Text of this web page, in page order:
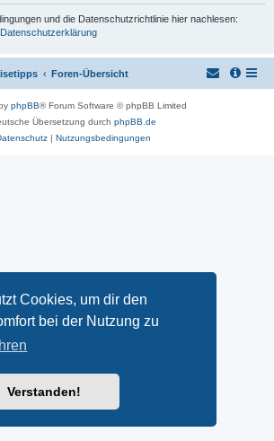
Cookies, um dir den
bei der Nutzung zu
Verstanden!
und die Datenschutzrichtlinie hier nachlesen:
Datenschutzerklärung
Foren-Übersicht
phpBB® Forum Software © phpBB Limited
Übersetzung durch phpBB.de
| Nutzungsbedingungen